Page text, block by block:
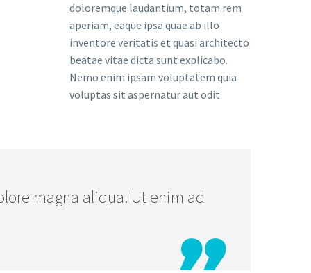
doloremque laudantium, totam rem
aperiam, eaque ipsa quae ab illo
inventore veritatis et quasi architecto
beatae vitae dicta sunt explicabo.
Nemo enim ipsam voluptatem quia
voluptas sit aspernatur aut odit
magna aliqua. Ut enim ad
